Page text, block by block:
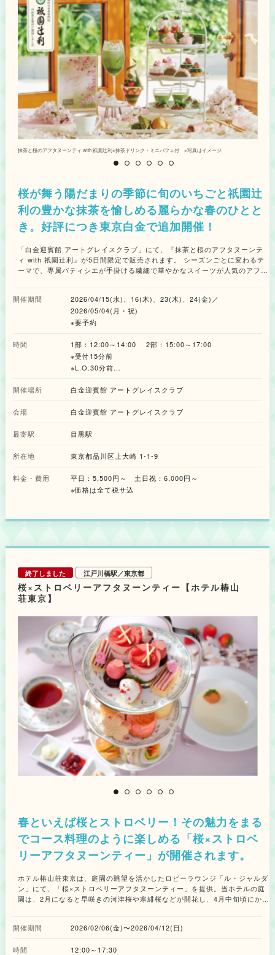
ーのポタージュ 1,500円 ・ポークランチ 豚肩ロースの香草パン粉焼き
トマトとハーブのソース／サルシフィーのポタージュ 1,500円 ・ステーキ
ランチ 牛ランプステーキ シャリアピンソース／サルシフィーのポタージ
ュ 3,000円 ※食材の仕入れ状況により、 一部内容が変更となる可能性が
あります。 ※店舗によりメニューの内容が多少異なります。 ◆青山セント
グレース大聖堂 「St.GRACE Lounge＆Dining」 【販売日】 2026年3月16
日（月）・18日（水）・19日（木）・20日（金・祝）・22日（日）・23日
（月）・25日（水）・26日（木）・27日（金）・28日（土）・29日
（日）・30日（月）／4月1日（水）・2日（木）・3日（金）・5日（日）・
6日（月）・8日（水）・9日（木）・10日（金）・12日（日）・13日
（月）・15日（水）・16日（木）・20日（月）・22日（水）・23日
（木）・24日（金）・26日（日）・27日（月）・30日（木） ◆白金迎賓館
アートグレイスクラブ 【販売日】 2026年3月18日（水）・21日（土）・
26日（木）／4月2日（木）・9日（木）・15日（水）・16日（木）・23日
（木）・24日（金） ※内容の詳細は公式サイトをご確認ください。
抹茶と桜のアフタヌーンティ with 祇園辻利※抹茶ドリンク・ミニパフェ付 ※写真はイメージ
桜が舞う陽だまりの季節に旬のいちごと祇園辻
利の豊かな抹茶を愉しめる麗らかな春のひとと
き。好評につき東京白金で追加開催！
「白金迎賓館 アートグレイスクラブ」にて、『抹茶と桜のアフタヌーンテ
ィ with 祇園辻利』が5日間限定で販売されます。 シーズンごとに変わるテ
ーマで、専属パティシエが手掛ける繊細で華やかなスイーツが人気のアフタ
の「抹茶」を贅沢に使用したスイーツとして、濃厚な抹茶ソースにみずみず
しい苺や白玉を重ねたグラスデザートや伝統の抹茶を幾層にも重ねた抹茶の
オペラ、芳醇な旨みと心地よい苦みがサクサクの生地と重なり合う抹茶のタ
い優雅で至福のスイーツをラインナップ。 さらに、可憐な桜の華やかな薫
りが口どけとともに広がるいちごのムース、いちごの爽やかな甘酸っぱさが
ミルクのコクを引き立たせるいちごのパンナコッタ、軽やかなクリームと桜
の花びら型のチョコレートを添えた、祇園辻利のほうじ茶を使用したクッキ
ーバターサンドを含む、パティシエこだわりの春らしさを彩るスイーツ6種
が揃います。 セイボリーは、抹茶の鮮やかな色香とカリフラワーの甘みが
プンサンド、マグロの旨みが溢れる抹茶クスクスのタブレサラダといった、
園辻利の抹茶とほうじ茶を贅沢に使用した「宇治抹茶といちごのミニパフェ
した、宇治抹茶とほうじ茶を同時に愉しめるパフェです。 アフタヌーンテ
春のひとときを過ごしてみてはいかがでしょうか。
開催期間
2026/04/15(水)、16(木)、23(木)、24(金)／
2026/05/04(月・祝)
※要予約
時間
1部：12:00～14:00 2部：15:00～17:00
※受付15分前
※L.O.30分前
開催場所
白金迎賓館 アートグレイスクラブ
会場 白金迎賓館 アートグレイスクラブ
最寄駅 目黒駅
所在地 東京都品川区上大崎 1-1-9
料金・費用
平日：5,500円～ 土日祝：6,000円～
※価格は全て税サ込
終了しました 江戸川橋駅／東京都
桜×ストロベリーアフタヌーンティー【ホテル椿山
荘東京】
春といえば桜とストロベリー！その魅力をまる
でコース料理のように楽しめる「桜×ストロベ
リーアフタヌーンティー」が開催されます。
ホテル椿山荘東京は、庭園の眺望を活かしたロビーラウンジ「ル・ジャルダ
ン」にて、「桜×ストロベリーアフタヌーンティー」を提供。当ホテルの庭
園は、2月になると早咲きの河津桜や寒緋桜などが開花し、4月中旬頃にかけ
分に感じられます。 咲き誇る庭園を望みながら味わう今回のアフタヌーン
ーを揃え、さらにアミューズを加えることで春の訪れを告げる味わいを“ま
開催期間 2026/02/06(金)〜2026/04/12(日)
時間 12:00～17:30